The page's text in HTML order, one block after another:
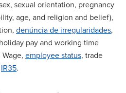
sexual orientation, pregnancy
age, and religion and belief),
denúncia de irregularidades,
pay and working time
employee status, trade
IR35.